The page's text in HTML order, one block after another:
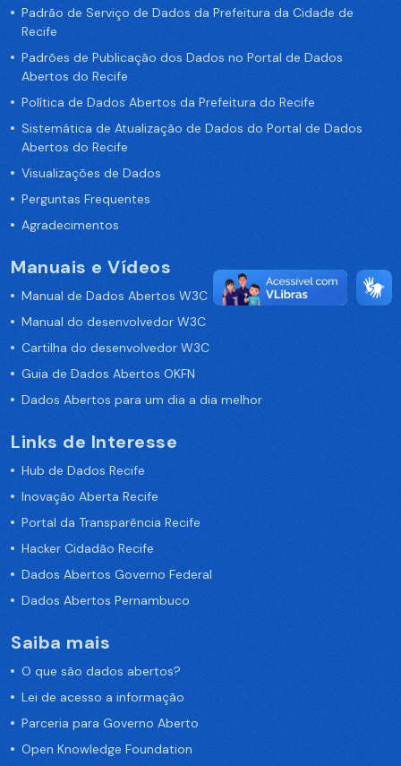
Padrão de Serviço de Dados da Prefeitura da Cidade de
Recife
Padrões de Publicação dos Dados no Portal de Dados
Abertos do Recife
Política de Dados Abertos da Prefeitura do Recife
Sistemática de Atualização de Dados do Portal de Dados
Abertos do Recife
Visualizações de Dados
Perguntas Frequentes
Agradecimentos
Manuais e Vídeos
Manual de Dados Abertos W3C
Manual do desenvolvedor W3C
Cartilha do desenvolvedor W3C
Guia de Dados Abertos OKFN
Dados Abertos para um dia a dia melhor
Links de Interesse
Hub de Dados Recife
Inovação Aberta Recife
Portal da Transparência Recife
Hacker Cidadão Recife
Dados Abertos Governo Federal
Dados Abertos Pernambuco
Saiba mais
O que são dados abertos?
Lei de acesso a informação
Parceria para Governo Aberto
Open Knowledge Foundation